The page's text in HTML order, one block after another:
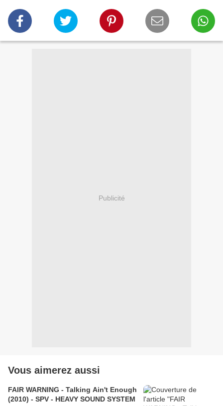
Publicité
Vous aimerez aussi
FAIR WARNING - Talking Ain't Enough
(2010) - SPV - HEAVY SOUND SYSTEM